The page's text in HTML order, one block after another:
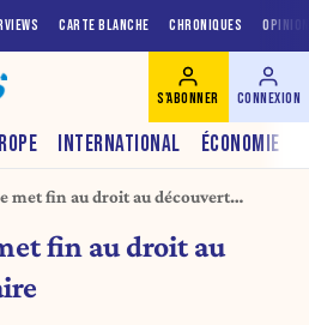
CARTE BLANCHE CHRONIQUES
INTERNATIONAL ÉCONOMIE
S'ABONNER CONNEXION
met fin au droit au découvert
fin au droit au